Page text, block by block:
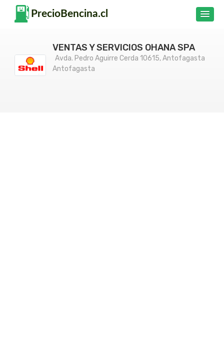
VENTAS Y SERVICIOS OHANA SPA
Avda. Pedro Aguirre Cerda 10615, Antofagasta
Antofagasta